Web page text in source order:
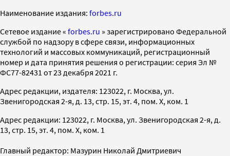
Наименование издания: forbes.ru
Cетевое издание « forbes.ru » зарегистрировано Федеральной
службой по надзору в сфере связи, информационных
технологий и массовых коммуникаций, регистрационный
номер и дата принятия решения о регистрации: серия Эл №
ФС77-82431 от 23 декабря 2021 г.
Адрес редакции, издателя: 123022, г. Москва, ул.
Звенигородская 2-я, д. 13, стр. 15, эт. 4, пом. X, ком. 1
Адрес редакции: 123022, г. Москва, ул. Звенигородская 2-я, д.
13, стр. 15, эт. 4, пом. X, ком. 1
Главный редактор: Мазурин Николай Дмитриевич